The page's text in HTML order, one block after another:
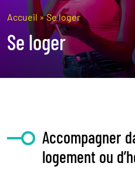
Accueil »Se loger
Se loger
Accompagner
logement ou